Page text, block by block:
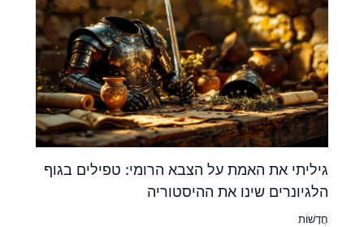
גיליתי את האמת על הצבא הרומי: טפילים בגוף
הלגיונרים שינו את ההיסטוריה
חֲדָשׁוֹת